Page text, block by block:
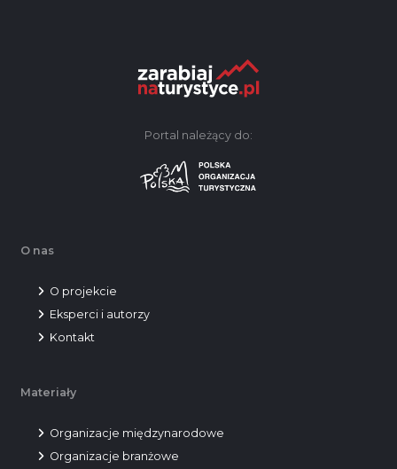
Portal należący do:
O nas
O projekcie
Eksperci i autorzy
Kontakt
Materiały
Organizacje międzynarodowe
Organizacje branżowe